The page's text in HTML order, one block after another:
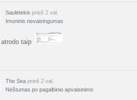
linikea223 prieš 1 d.
mokyklos
babarikė prieš 2 d.
gelio (progesterono) naudojimas
Saulėtekis prieš 2 val.
Imuninis nevaisingumas
atrodo taip
The Sea prieš 2 val.
Nėštumas po pagalbinio apvaisinimo